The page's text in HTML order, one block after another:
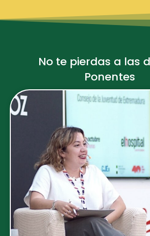
No te pierdas a las
Ponentes